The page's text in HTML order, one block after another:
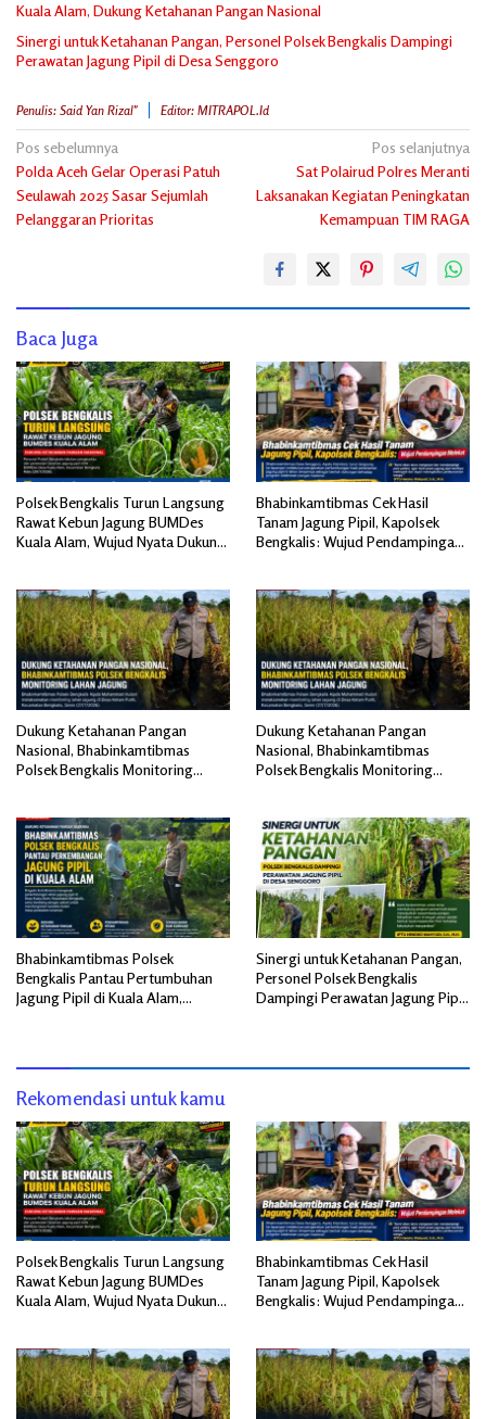
Kuala Alam, Dukung Ketahanan Pangan Nasional
Sinergi untuk Ketahanan Pangan, Personel Polsek Bengkalis Dampingi
Perawatan Jagung Pipil di Desa Senggoro
Penulis: Said Yan Rizal" Editor: MITRAPOL.id
Navigasi
pos
Pos sebelumnya
Polda Aceh Gelar Operasi Patuh
Seulawah 2025 Sasar Sejumlah
Pelanggaran Prioritas
Pos selanjutnya
Sat Polairud Polres Meranti
Laksanakan Kegiatan Peningkatan
Kemampuan TIM RAGA
Baca Juga
Polsek Bengkalis Turun Langsung
Rawat Kebun Jagung BUMDes
Kuala Alam, Wujud Nyata Dukung
Bhabinkamtibmas Cek Hasil
Tanam Jagung Pipil, Kapolsek
Bengkalis: Wujud Pendampingan
Dukung Ketahanan Pangan
Nasional, Bhabinkamtibmas
Polsek Bengkalis Monitoring
Dukung Ketahanan Pangan
Nasional, Bhabinkamtibmas
Polsek Bengkalis Monitoring
Bhabinkamtibmas Polsek
Bengkalis Pantau Pertumbuhan
Jagung Pipil di Kuala Alam,
Sinergi untuk Ketahanan Pangan,
Personel Polsek Bengkalis
Dampingi Perawatan Jagung Pipil
Rekomendasi untuk kamu
Polsek Bengkalis Turun Langsung
Rawat Kebun Jagung BUMDes
Kuala Alam, Wujud Nyata Dukung
Bhabinkamtibmas Cek Hasil
Tanam Jagung Pipil, Kapolsek
Bengkalis: Wujud Pendampingan